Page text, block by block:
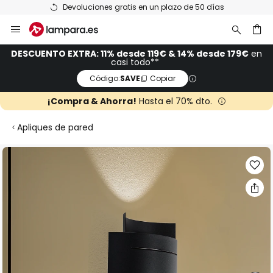
Devoluciones gratis en un plazo de 50 días
al
contenido
DESCUENTO EXTRA: 11% desde 119€ & 14% desde 179€ en
casi todo**
Código:SAVE Copiar
¡Compra & Ahorra! Hasta el 70% dto.
Apliques de pared
Saltar